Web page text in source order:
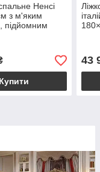
Ненсі
з м'яким
підйомним
Купити
43